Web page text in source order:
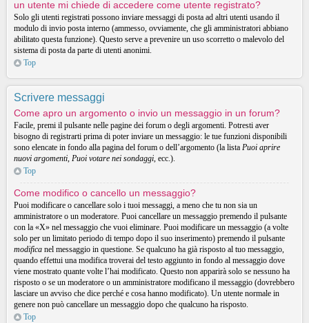
un utente mi chiede di accedere come utente registrato?
Solo gli utenti registrati possono inviare messaggi di posta ad altri utenti usando il
modulo di invio posta interno (ammesso, ovviamente, che gli amministratori abbiano
abilitato questa funzione). Questo serve a prevenire un uso scorretto o malevolo del
sistema di posta da parte di utenti anonimi.
Top
Scrivere messaggi
Come apro un argomento o invio un messaggio in un forum?
Facile, premi il pulsante nelle pagine dei forum o degli argomenti. Potresti aver
bisogno di registrarti prima di poter inviare un messaggio: le tue funzioni disponibili
sono elencate in fondo alla pagina del forum o dell’argomento (la lista Puoi aprire
nuovi argomenti, Puoi votare nei sondaggi, ecc.).
Top
Come modifico o cancello un messaggio?
Puoi modificare o cancellare solo i tuoi messaggi, a meno che tu non sia un
amministratore o un moderatore. Puoi cancellare un messaggio premendo il pulsante
con la «X» nel messaggio che vuoi eliminare. Puoi modificare un messaggio (a volte
solo per un limitato periodo di tempo dopo il suo inserimento) premendo il pulsante
modifica nel messaggio in questione. Se qualcuno ha già risposto al tuo messaggio,
quando effettui una modifica troverai del testo aggiunto in fondo al messaggio dove
viene mostrato quante volte l’hai modificato. Questo non apparirà solo se nessuno ha
risposto o se un moderatore o un amministratore modificano il messaggio (dovrebbero
lasciare un avviso che dice perché e cosa hanno modificato). Un utente normale in
genere non può cancellare un messaggio dopo che qualcuno ha risposto.
Top